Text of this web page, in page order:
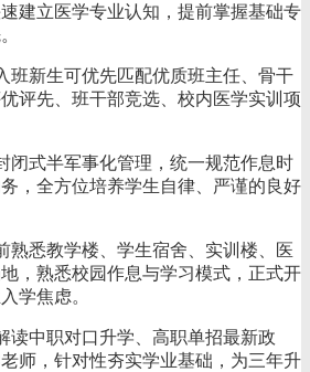
建立医学专业认知，提前掌握基础专
班新生可优先匹配优质班主任、骨干
评先、班干部竞选、校内医学实训项
闭式半军事化管理，统一规范作息时
，全方位培养学生自律、严谨的良好
熟悉教学楼、学生宿舍、实训楼、医
，熟悉校园作息与学习模式，正式开
学焦虑。
读中职对口升学、高职单招最新政
师，针对性夯实学业基础，为三年升